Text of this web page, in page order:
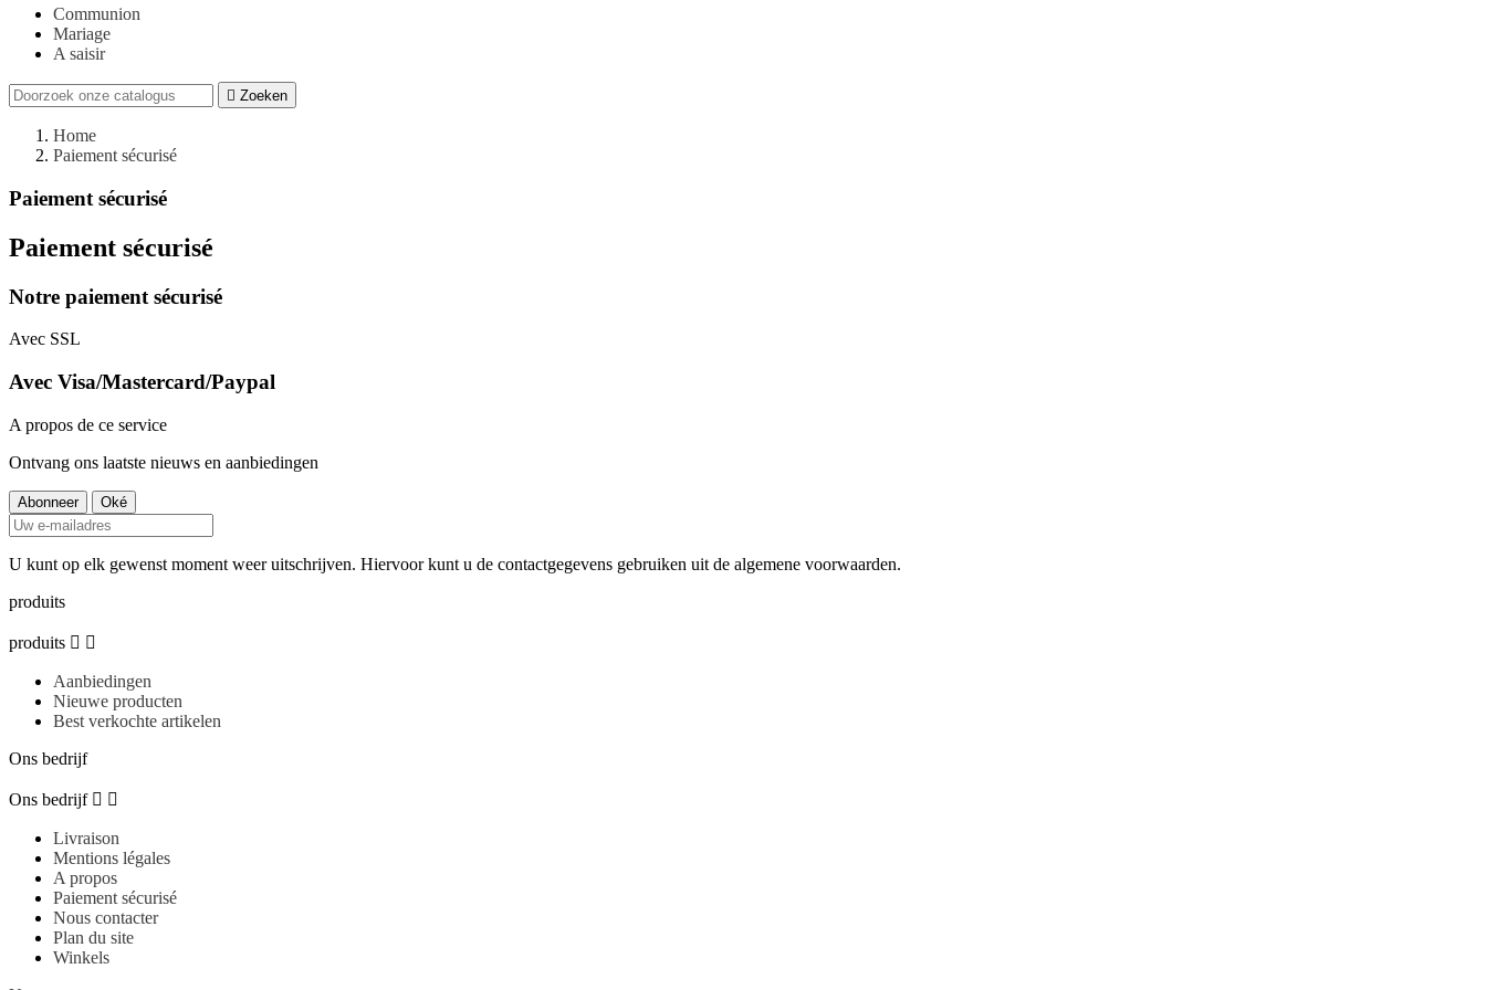
Communion
Mariage
A saisir
 Zoeken
Home
Paiement sécurisé
Paiement sécurisé
Paiement sécurisé
Notre paiement sécurisé
Avec SSL
Avec Visa/Mastercard/Paypal
A propos de ce service
Ontvang ons laatste nieuws en aanbiedingen
U kunt op elk gewenst moment weer uitschrijven. Hiervoor kunt u de contactgegevens gebruiken uit de algemene voorwaarden.
produits
produits  
Aanbiedingen
Nieuwe producten
Best verkochte artikelen
Ons bedrijf
Ons bedrijf  
Livraison
Mentions légales
A propos
Paiement sécurisé
Nous contacter
Plan du site
Winkels